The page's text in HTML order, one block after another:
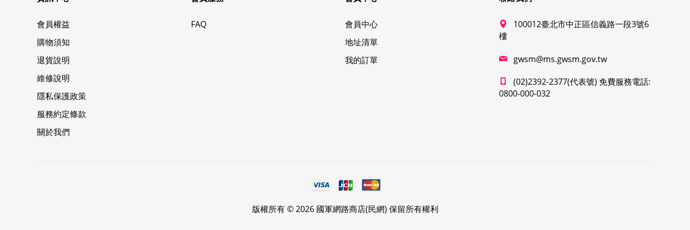
會員權益
購物須知
退貨說明
維修說明
隱私保護政策
服務約定條款
關於我們
FAQ
會員中心
地址清單
我的訂單
100012臺北市中正區信義路一段3號6
樓
gwsm@ms.gwsm.gov.tw
(02)2392-2377(代表號) 免費服務電話:
0800-000-032
版權所有 © 2026 國軍網路商店(民網) 保留所有權利